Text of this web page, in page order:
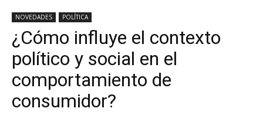
NOVEDADES POLÍTICA
¿Cómo influye el contexto
político y social en el
comportamiento de
consumidor?